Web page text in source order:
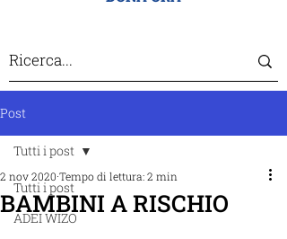
Post
Tutti i post
ADEI WIZO
Tutti i post
BAMBINI A RISCHIO
2 nov 2020 Tempo di lettura: 2 min